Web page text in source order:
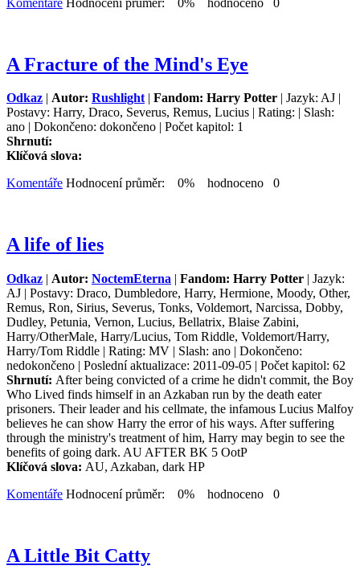
A Fracture of the Mind's Eye
Odkaz | Autor: Rushlight| Fandom: Harry Potter | Jazyk: AJ |
Postavy: Harry, Draco, Severus, Remus, Lucius | Rating: | Slash:
ano | Dokončeno: dokončeno | Počet kapitol: 1
Shrnutí:
Klíčová slova:
Komentáře Hodnocení průměr: 0% hodnoceno 0
A life of lies
Odkaz | Autor: NoctemEterna | Fandom: Harry Potter | Jazyk:
AJ | Postavy: Draco, Dumbledore, Harry, Hermione, Moody, Other,
Remus, Ron, Sirius, Severus, Tonks, Voldemort, Narcissa, Dobby,
Dudley, Petunia, Vernon, Lucius, Bellatrix, Blaise Zabini,
Harry/OtherMale, Harry/Lucius, Tom Riddle, Voldemort/Harry,
Harry/Tom Riddle | Rating: MV | Slash: ano | Dokončeno:
nedokončeno | Poslední aktualizace: 2011-09-05 | Počet kapitol: 62
Shrnutí: After being convicted of a crime he didn't commit, the Boy
Who Lived finds himself in an Azkaban run by the death eater
prisoners. Their leader and his cellmate, the infamous Lucius Malfoy
believes he can show Harry the error of his ways. After suffering
through the ministry's treatment of him, Harry may begin to see the
benefits of going dark. AU AFTER BK 5 OotP
Klíčová slova: AU, Azkaban, dark HP
Komentáře Hodnocení průměr: 0% hodnoceno 0
A Little Bit Catty